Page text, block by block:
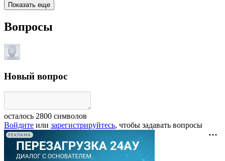
Показать еще
Вопросы
Новый вопрос
осталось 2800 символов
Войдите или зарегистрируйтесь, чтобы задавать вопросы
РЕКЛАМА